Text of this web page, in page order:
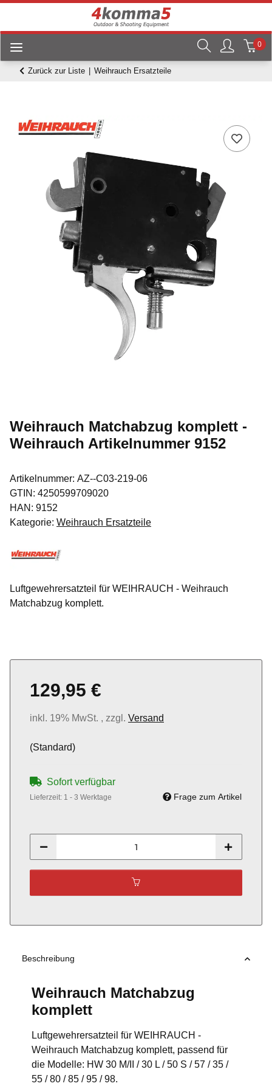
0
Zurück zur Liste Weihrauch Ersatzteile
Weihrauch Matchabzug komplett -
Weihrauch Artikelnummer 9152
Artikelnummer: AZ--C03-219-06
GTIN: 4250599709020
HAN: 9152
Kategorie: Weihrauch Ersatzteile
Luftgewehrersatzteil für WEIHRAUCH - Weihrauch
Matchabzug komplett.
129,95 €
inkl. 19% MwSt. , zzgl. Versand
(Standard)
Sofort verfügbar
Lieferzeit: 1 - 3 Werktage Frage zum Artikel
Beschreibung
Weihrauch Matchabzug
komplett
Luftgewehrersatzteil für WEIHRAUCH -
Weihrauch Matchabzug komplett, passend für
die Modelle: HW 30 M/II / 30 L / 50 S / 57 / 35 /
55 / 80 / 85 / 95 / 98.